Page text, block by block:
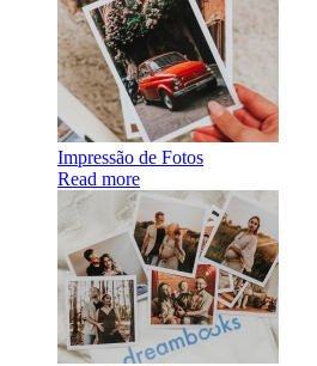
Impressão de Fotos
Read more